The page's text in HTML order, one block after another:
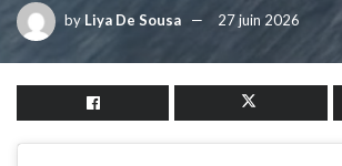
by Liya De Sousa 27 juin 2026